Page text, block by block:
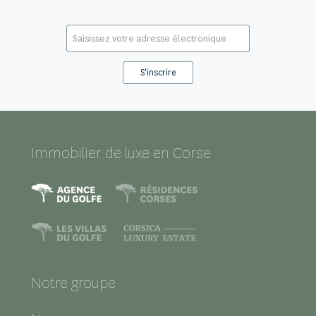
mail
*
Immobilier de luxe en Corse
Notre groupe